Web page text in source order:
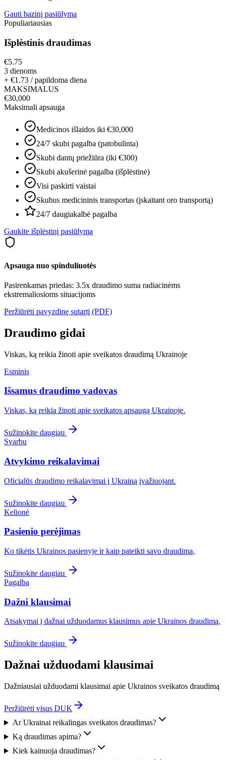
Gauti bazinį pasiūlymą
Populiariausias
Išplėstinis draudimas
€5.75
3 dienoms
+ €1.73 / papildoma diena
MAKSIMALUS
€30,000
Maksimali apsauga
Medicinos išlaidos iki €30,000
24/7 skubi pagalba (patobulinta)
Skubi dantų priežiūra (iki €300)
Skubi akušerinė pagalba (išplėstinė)
Visi paskirti vaistai
Skubus medicininis transportas (įskaitant oro transportą)
24/7 daugiakalbė pagalba
Gaukite išplėstinį pasiūlymą
Apsauga nuo spinduliuotės
Pasirenkamas priedas: 3.5x draudimo suma radiacinėms
ekstremaliosioms situacijoms
Peržiūrėti pavyzdinę sutartį (PDF)
Draudimo gidai
Viskas, ką reikia žinoti apie sveikatos draudimą Ukrainoje
Esminis
Išsamus draudimo vadovas
Viskas, ką reikia žinoti apie sveikatos apsaugą Ukrainoje.
Sužinokite daugiau
Svarbu
Atvykimo reikalavimai
Oficialūs draudimo reikalavimai į Ukrainą įvažiuojant.
Sužinokite daugiau
Kelionė
Pasienio perėjimas
Ko tikėtis Ukrainos pasienyje ir kaip pateikti savo draudimą.
Sužinokite daugiau
Pagalba
Dažni klausimai
Atsakymai į dažnai užduodamus klausimus apie Ukrainos draudimą.
Sužinokite daugiau
Dažnai užduodami klausimai
Dažniausiai užduodami klausimai apie Ukrainos sveikatos draudimą
Peržiūrėti visus DUK
Ar Ukrainai reikalingas sveikatos draudimas?
Ką draudimas apima?
Kiek kainuoja draudimas?